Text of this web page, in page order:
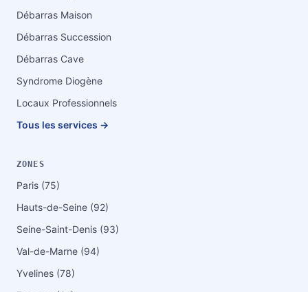
Débarras Maison
Débarras Succession
Débarras Cave
Syndrome Diogène
Locaux Professionnels
Tous les services →
ZONES
Paris (75)
Hauts-de-Seine (92)
Seine-Saint-Denis (93)
Val-de-Marne (94)
Yvelines (78)